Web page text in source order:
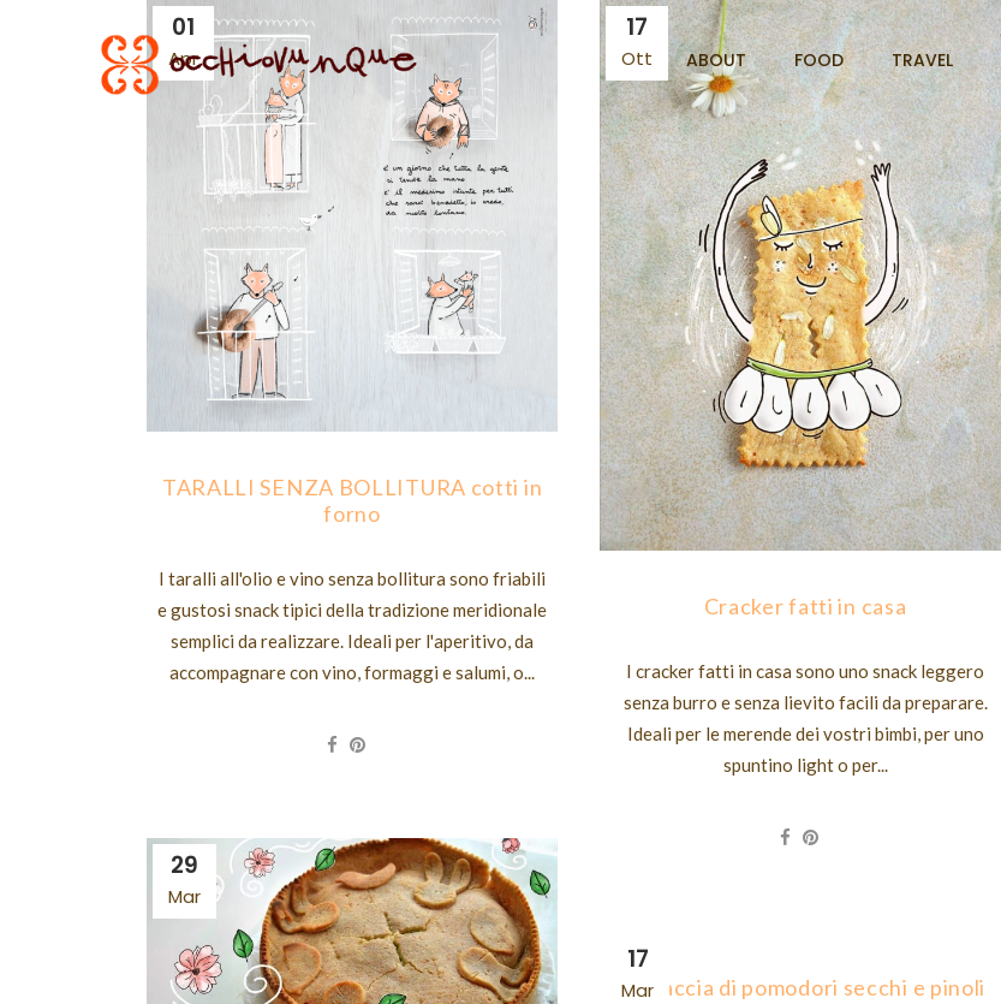
ABOUT FOOD TRAVEL
01
Apr
TARALLI SENZA BOLLITURA cotti in
forno
I taralli all'olio e vino senza bollitura sono friabili
e gustosi snack tipici della tradizione meridionale
semplici da realizzare. Ideali per l'aperitivo, da
accompagnare con vino, formaggi e salumi, o...
17
Ott
Cracker fatti in casa
I cracker fatti in casa sono uno snack leggero
senza burro e senza lievito facili da preparare.
Ideali per le merende dei vostri bimbi, per uno
spuntino light o per...
29
Mar
17
Mar
Focaccia di pomodori secchi e pinoli